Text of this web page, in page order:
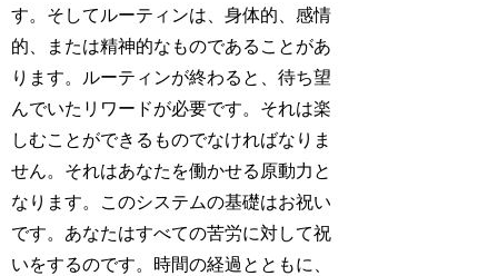
す。そしてルーティンは、身体的、感情
的、または精神的なものであることがあ
ります。ルーティンが終わると、待ち望
んでいたリワードが必要です。それは楽
しむことができるものでなければなりま
せん。それはあなたを働かせる原動力と
なります。このシステムの基礎はお祝い
です。あなたはすべての苦労に対して祝
いをするのです。時間の経過とともに、